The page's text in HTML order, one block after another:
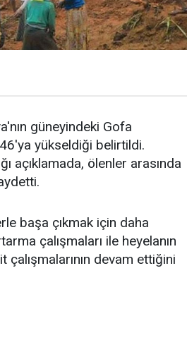
güneyindeki Gofa
yükseldiği belirtildi.
açıklamada, ölenler arasında
başa çıkmak için daha
çalışmaları ile heyelanın
devam ettiğini